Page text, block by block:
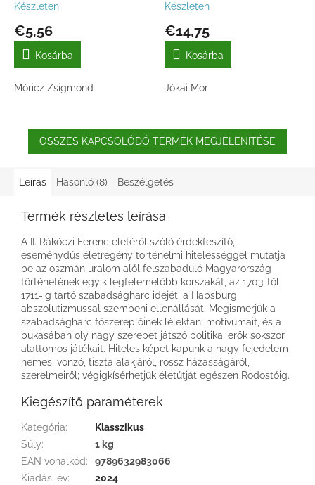
Készleten
€5,56
Kosárba
Móricz Zsigmond
Készleten
€14,75
Kosárba
Jókai Mór
ÖSSZES KAPCSOLÓDÓ TERMÉK MEGJELENÍTÉSE
Leírás Hasonló (8) Beszélgetés
Termék részletes leírása
A II. Rákóczi Ferenc életéről szóló érdekfeszítő,
eseménydús életregény történelmi hitelességgel mutatja
be az oszmán uralom alól felszabaduló Magyarország
történetének egyik legfelemelőbb korszakát, az 1703-től
1711-ig tartó szabadságharc idejét, a Habsburg
abszolutizmussal szembeni ellenállását. Megismerjük a
szabadságharc főszereplőinek lélektani motívumait, és a
bukásában oly nagy szerepet játszó politikai erők sokszor
alattomos játékait. Hiteles képet kapunk a nagy fejedelem
nemes, vonzó, tiszta alakjáról, rossz házasságáról,
szerelmeiről; végigkísérhetjük életútját egészen Rodostóig.
Kiegészítő paraméterek
Kategória:
Klasszikus
Súly:
1 kg
EAN vonalkód:
9789632983066
Kiadási év:
2024